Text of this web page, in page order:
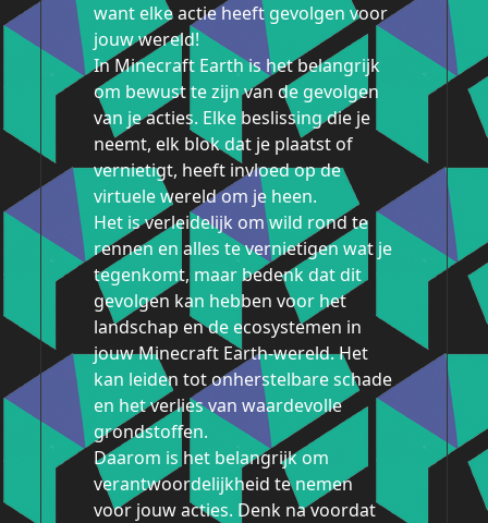
want elke actie heeft gevolgen voor
jouw wereld!
In Minecraft Earth is het belangrijk
om bewust te zijn van de gevolgen
van je acties. Elke beslissing die je
neemt, elk blok dat je plaatst of
vernietigt, heeft invloed op de
virtuele wereld om je heen.
Het is verleidelijk om wild rond te
rennen en alles te vernietigen wat je
tegenkomt, maar bedenk dat dit
gevolgen kan hebben voor het
landschap en de ecosystemen in
jouw Minecraft Earth-wereld. Het
kan leiden tot onherstelbare schade
en het verlies van waardevolle
grondstoffen.
Daarom is het belangrijk om
verantwoordelijkheid te nemen
voor jouw acties. Denk na voordat